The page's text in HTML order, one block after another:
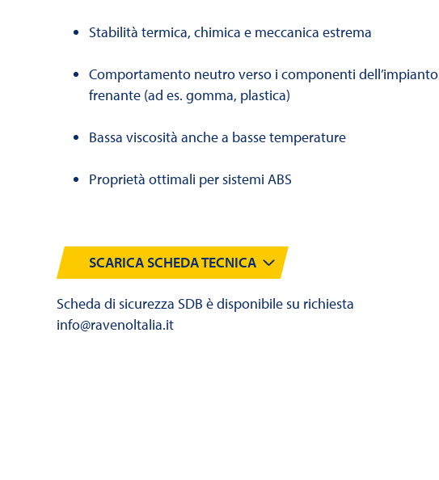
Stabilità termica, chimica e meccanica estrema
Comportamento neutro verso i componenti dell’impianto
frenante (ad es. gomma, plastica)
Bassa viscosità anche a basse temperature
Proprietà ottimali per sistemi ABS
SCARICA SCHEDA TECNICA
Scheda di sicurezza SDB è disponibile su richiesta
info@ravenoltalia.it